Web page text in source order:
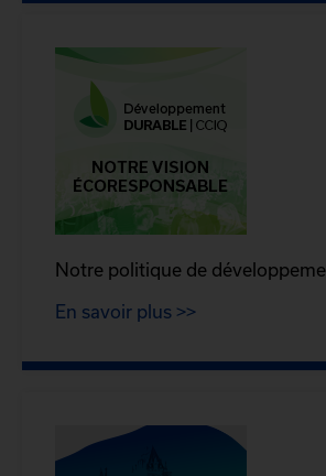
Notre politique de
En savoir plus >>